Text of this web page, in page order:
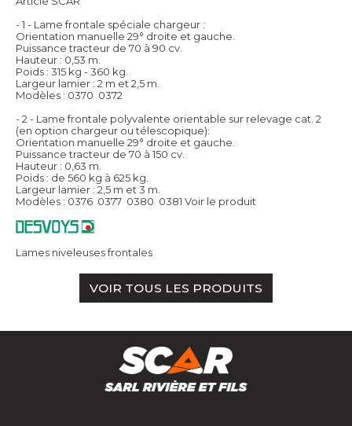
- 1 - Lame frontale spéciale chargeur :
Orientation manuelle 29° droite et gauche.
Puissance tracteur de 70 à 90 cv.
Hauteur : 0,53 m.
Poids : 315 kg - 360 kg.
Largeur lamier : 2 m et 2,5 m.
Modèles : 0370  0372
- 2 - Lame frontale polyvalente orientable sur relevage cat. 2
(en option chargeur ou télescopique):
Orientation manuelle 29° droite et gauche.
Puissance tracteur de 70 à 150 cv.
Hauteur : 0,63 m.
Poids : de 560 kg à 625 kg.
Largeur lamier : 2,5 m et 3 m.
Modèles : 0376  0377  0380  0381 Voir le produit
Lames niveleuses frontales
VOIR TOUS LES PRODUITS